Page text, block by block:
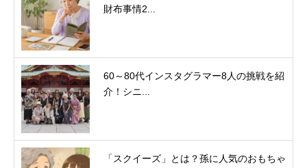
財布事情2...
60～80代インスタグラマー8人の挑戦を紹
介！シニ...
「スクイーズ」とは？孫に人気のおもちゃ